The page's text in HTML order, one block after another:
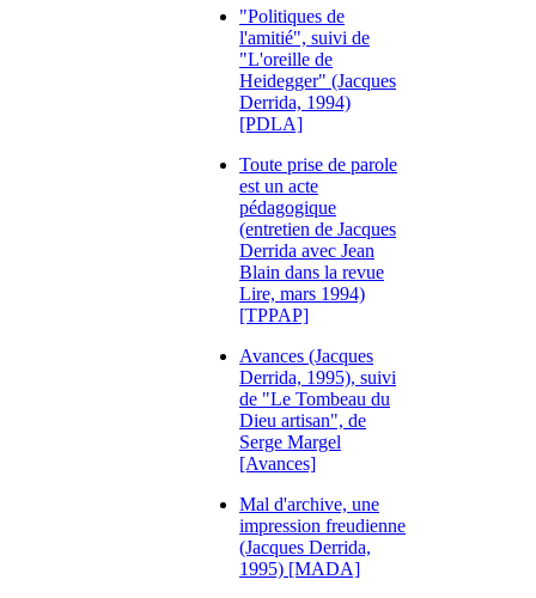
"Politiques de
l'amitié", suivi de
"L'oreille de
Heidegger" (Jacques
Derrida, 1994)
[PDLA]
Toute prise de parole
est un acte
pédagogique
(entretien de Jacques
Derrida avec Jean
Blain dans la revue
Lire, mars 1994)
[TPPAP]
Avances (Jacques
Derrida, 1995), suivi
de "Le Tombeau du
Dieu artisan", de
Serge Margel
[Avances]
Mal d'archive, une
impression freudienne
(Jacques Derrida,
1995) [MADA]